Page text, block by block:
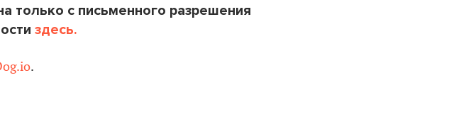
только с письменного разрешения
здесь.
.